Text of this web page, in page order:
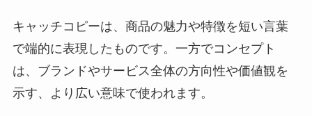
キャッチコピーは、商品の魅力や特徴を短い言葉
で端的に表現したものです。一方でコンセプト
は、ブランドやサービス全体の方向性や価値観を
示す、より広い意味で使われます。